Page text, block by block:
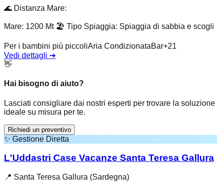
🌊 Distanza Mare:
Mare: 1200 Mt 🏖️ Tipo Spiaggia: Spiaggia di sabbia e scogli
Per i bambini più piccoliAria CondizionataBar+21
Vedi dettagli ➔
👋
Hai bisogno di aiuto?
Lasciati consigliare dai nostri esperti per trovare la soluzione
ideale su misura per te.
Richiedi un preventivo
✨ Gestione Diretta
L'Uddastri Case Vacanze Santa Teresa Gallura
📍 Santa Teresa Gallura (Sardegna)